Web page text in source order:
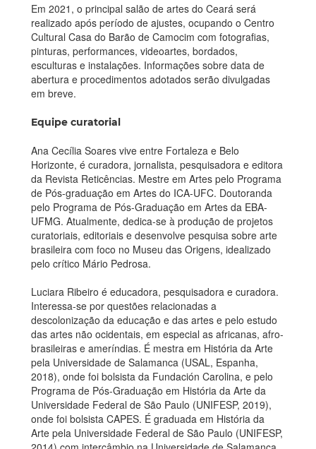
Em 2021, o principal salão de artes do Ceará será
realizado após período de ajustes, ocupando o Centro
Cultural Casa do Barão de Camocim com fotografias,
pinturas, performances, videoartes, bordados,
esculturas e instalações. Informações sobre data de
abertura e procedimentos adotados serão divulgadas
em breve.
Equipe curatorial
Ana Cecília Soares vive entre Fortaleza e Belo
Horizonte, é curadora, jornalista, pesquisadora e editora
da Revista Reticências. Mestre em Artes pelo Programa
de Pós-graduação em Artes do ICA-UFC. Doutoranda
pelo Programa de Pós-Graduação em Artes da EBA-
UFMG. Atualmente, dedica-se à produção de projetos
curatoriais, editoriais e desenvolve pesquisa sobre arte
brasileira com foco no Museu das Origens, idealizado
pelo crítico Mário Pedrosa.
Luciara Ribeiro é educadora, pesquisadora e curadora.
Interessa-se por questões relacionadas a
descolonização da educação e das artes e pelo estudo
das artes não ocidentais, em especial as africanas, afro-
brasileiras e ameríndias. É mestra em História da Arte
pela Universidade de Salamanca (USAL, Espanha,
2018), onde foi bolsista da Fundación Carolina, e pelo
Programa de Pós-Graduação em História da Arte da
Universidade Federal de São Paulo (UNIFESP, 2019),
onde foi bolsista CAPES. É graduada em História da
Arte pela Universidade Federal de São Paulo (UNIFESP,